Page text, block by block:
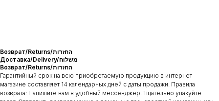
Возврат/Returns/החזרות
Доставка/Delivery/משלוח
Возврат/Returns/החזרות
Гарантийный срок на всю приобретаемую продукцию в интернет-
магазине составляет 14 календарных дней с даты продажи. Правила
возврата: Напишите нам в удобный мессенджер. Тщательно упакуйте